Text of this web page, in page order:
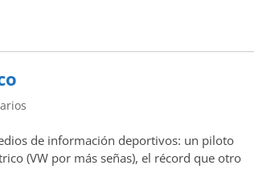
de información deportivos: un piloto
(VW por más señas), el récord que otro